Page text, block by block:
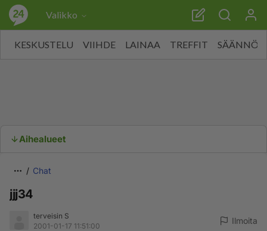
Valikko
KESKUSTELU VIIHDE LAINAA TREFFIT SÄÄNNÖT
Aihealueet
Chat
jjj34
terveisin S
2001-01-17 11:51:00
Ilmoita